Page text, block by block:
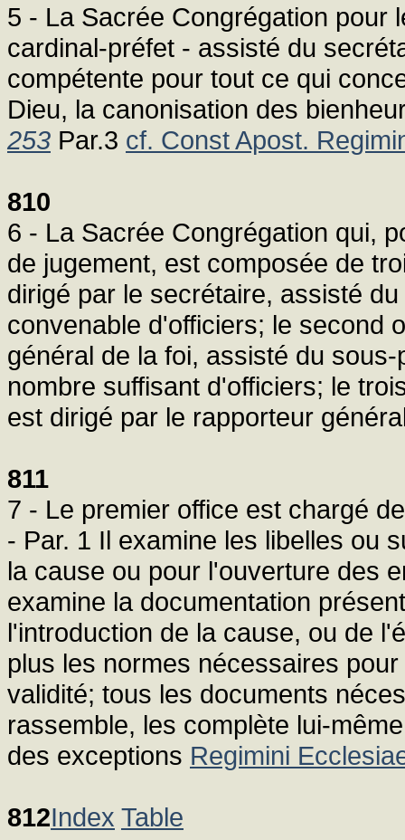
5 - La Sacrée Congrégation pour
cardinal-préfet - assisté du
compétente pour tout ce qui
Dieu, la canonisation des
253 Par.3 cf. Const Apost.
810
6 - La Sacrée Congrégation qui,
de jugement, est composée de
dirigé par le secrétaire, assisté
convenable d'officiers; le second
général de la foi, assisté du
nombre suffisant d'officiers; le
est dirigé par le rapporteur
811
7 - Le premier office est chargé
- Par. 1 Il examine les libelles ou
la cause ou pour l'ouverture des
examine la documentation
l'introduction de la cause, ou de
plus les normes nécessaires
validité; tous les documents
rassemble, les complète lui-
des exceptions Regimini
812Index Table